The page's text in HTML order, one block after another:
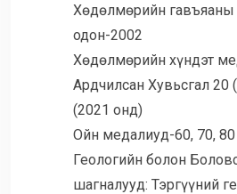
Хөдөлмөрийн гавъяаны
одон-2002
Хөдөлмөрийн хүндэт
Ардчилсан Хувьсгал 20
(2021 онд)
Ойн медалиуд-60, 70, 80
Геологийн болон
шагналууд: Тэргүүний